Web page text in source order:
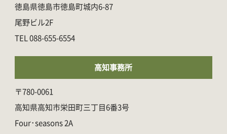
徳島県徳島市徳島町城内6-87
尾野ビル2F
088-655-6554
高知事務所
〒780-0061
高知県高知市栄田町三丁目6番3号
Four･seasons 2A